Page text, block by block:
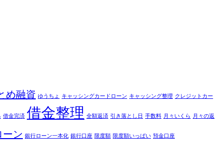
め融資 ゆうちょ キャッシングカードローン キャッシング整理 クレジットカー
借金完済 借金整理 全額返済 引き落とし日 手数料 月々いくら 月々の返
ーン 銀行ローン一本化 銀行口座 限度額 限度額いっぱい 預金口座